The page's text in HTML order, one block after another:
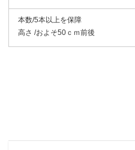
本数/5本以上を保障
高さ /およそ50ｃｍ前後